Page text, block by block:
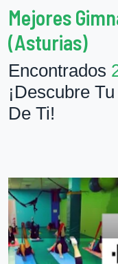
Mejores
(Asturias)
Encontrados
¡Descubre
De Ti!